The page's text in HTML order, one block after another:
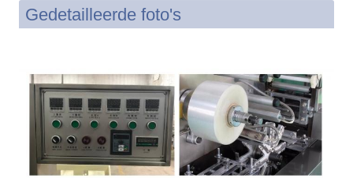
Gedetailleerde foto's